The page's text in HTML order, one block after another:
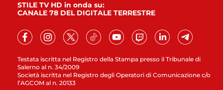
Testata iscritta nel Registro della Stampa presso il Tribunale di
Salerno al n. 34/2009
Società iscritta nel Registro degli Operatori di Comunicazione c/o
l’AGCOM al n. 20133
STILE TV HD in onda su:
CANALE 78 DEL DIGITALE TERRESTRE